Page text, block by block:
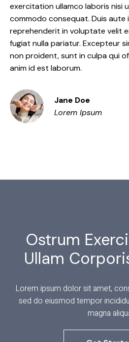
exercitation ullamco laboris nisi
commodo consequat. Duis aute
reprehenderit in voluptate velit
fugiat nulla pariatur. Excepteur
non proident, sunt in culpa qui
anim id est laborum.
Jane Doe
Lorem Ipsum
Ostrum
Ullam
Lorem ipsum dolor sit amet,
sed do eiusmod tempor
magna